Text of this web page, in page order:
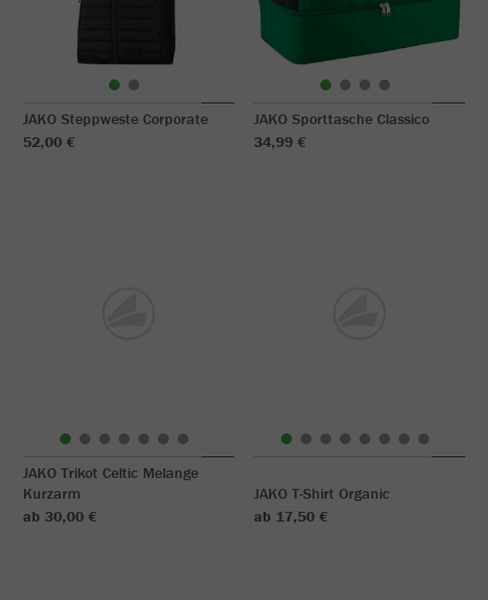
JAKO Steppweste Corporate
52,00 €
JAKO Sporttasche Classico
34,99 €
JAKO Trikot Celtic Melange
Kurzarm
ab 30,00 €
JAKO T-Shirt Organic
ab 17,50 €